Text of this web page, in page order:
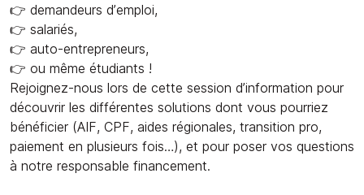
👉 demandeurs d’emploi,
👉 salariés,
👉 auto-entrepreneurs,
👉 ou même étudiants !
Rejoignez-nous lors de cette session d’information pour
découvrir les différentes solutions dont vous pourriez
bénéficier (AIF, CPF, aides régionales, transition pro,
paiement en plusieurs fois…), et pour poser vos questions
à notre responsable financement.